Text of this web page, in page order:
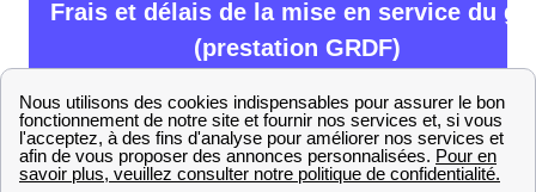
Frais et délais de la mise en service du
(prestation GRDF)
Type de mise en
service
Délai Prix en € TTC
🚦 Mise en service